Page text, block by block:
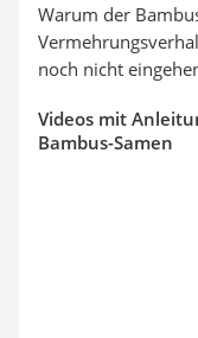
Warum der
noch nicht
Videos mit
Bambus-Samen